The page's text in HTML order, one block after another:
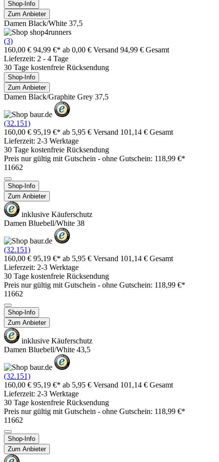
Shop-Info
Zum Anbieter
Damen Black/White 37,5
(3)
160,00 € 94,99 €* ab 0,00 € Versand 94,99 € Gesamt
Lieferzeit: 2 - 4 Tage
30 Tage kostenfreie Rücksendung
Shop-Info
Zum Anbieter
Damen Black/Graphite Grey 37,5
(32.151)
160,00 € 95,19 €* ab 5,95 € Versand 101,14 € Gesamt
Lieferzeit: 2-3 Werktage
30 Tage kostenfreie Rücksendung
Preis nur gültig mit Gutschein - ohne Gutschein: 118,99 €*
11662
Shop-Info
Zum Anbieter
inklusive Käuferschutz
Damen Bluebell/White 38
(32.151)
160,00 € 95,19 €* ab 5,95 € Versand 101,14 € Gesamt
Lieferzeit: 2-3 Werktage
30 Tage kostenfreie Rücksendung
Preis nur gültig mit Gutschein - ohne Gutschein: 118,99 €*
11662
Shop-Info
Zum Anbieter
inklusive Käuferschutz
Damen Bluebell/White 43,5
(32.151)
160,00 € 95,19 €* ab 5,95 € Versand 101,14 € Gesamt
Lieferzeit: 2-3 Werktage
30 Tage kostenfreie Rücksendung
Preis nur gültig mit Gutschein - ohne Gutschein: 118,99 €*
11662
Shop-Info
Zum Anbieter